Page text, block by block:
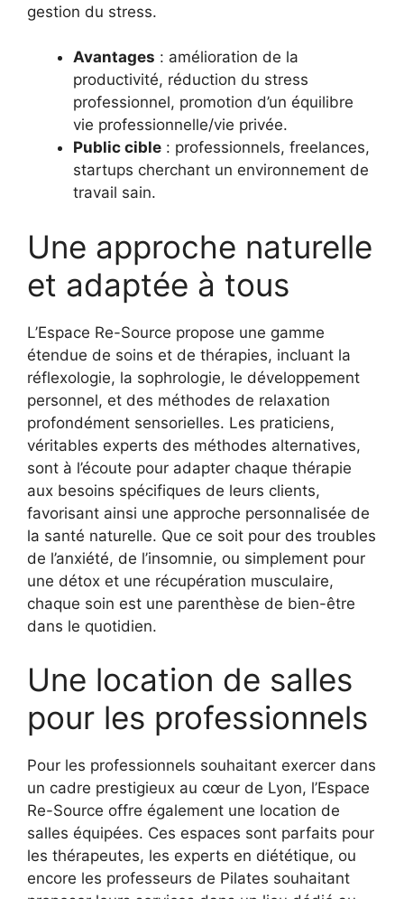
gestion du stress.
Avantages : amélioration de la
productivité, réduction du stress
professionnel, promotion d’un équilibre
vie professionnelle/vie privée.
Public cible : professionnels, freelances,
startups cherchant un environnement de
travail sain.
Une approche naturelle
et adaptée à tous
L’Espace Re-Source propose une gamme
étendue de soins et de thérapies, incluant la
réflexologie, la sophrologie, le développement
personnel, et des méthodes de relaxation
profondément sensorielles. Les praticiens,
véritables experts des méthodes alternatives,
sont à l’écoute pour adapter chaque thérapie
aux besoins spécifiques de leurs clients,
favorisant ainsi une approche personnalisée de
la santé naturelle. Que ce soit pour des troubles
de l’anxiété, de l’insomnie, ou simplement pour
une détox et une récupération musculaire,
chaque soin est une parenthèse de bien-être
dans le quotidien.
Une location de salles
pour les professionnels
Pour les professionnels souhaitant exercer dans
un cadre prestigieux au cœur de Lyon, l’Espace
Re-Source offre également une location de
salles équipées. Ces espaces sont parfaits pour
les thérapeutes, les experts en diététique, ou
encore les professeurs de Pilates souhaitant